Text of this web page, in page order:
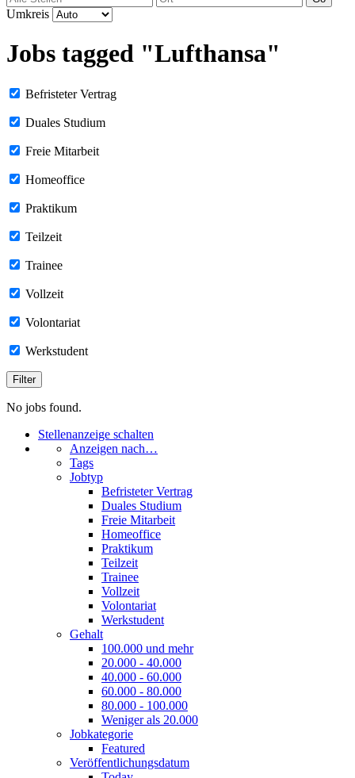
Umkreis
Jobs tagged "Lufthansa"
Befristeter Vertrag
Duales Studium
Freie Mitarbeit
Homeoffice
Praktikum
Teilzeit
Trainee
Vollzeit
Volontariat
Werkstudent
No jobs found.
Stellenanzeige schalten
Anzeigen nach…
Tags
Jobtyp
Befristeter Vertrag
Duales Studium
Freie Mitarbeit
Homeoffice
Praktikum
Teilzeit
Trainee
Vollzeit
Volontariat
Werkstudent
Gehalt
100.000 und mehr
20.000 - 40.000
40.000 - 60.000
60.000 - 80.000
80.000 - 100.000
Weniger als 20.000
Jobkategorie
Featured
Veröffentlichungsdatum